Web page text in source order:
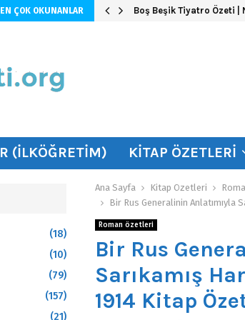
EN ÇOK OKUNANLAR Boş Beşik Tiyatro Özeti |
(İLKÖĞRETIM) KITAP ÖZETLERI
Ana Sayfa Kitap Özetleri
Bir Rus Generalinin Anlatımıyla
Roman özetleri
Bir Rus
Sarıkamış
1914 Kitap
(18)
(10)
(79)
(157)
(21)